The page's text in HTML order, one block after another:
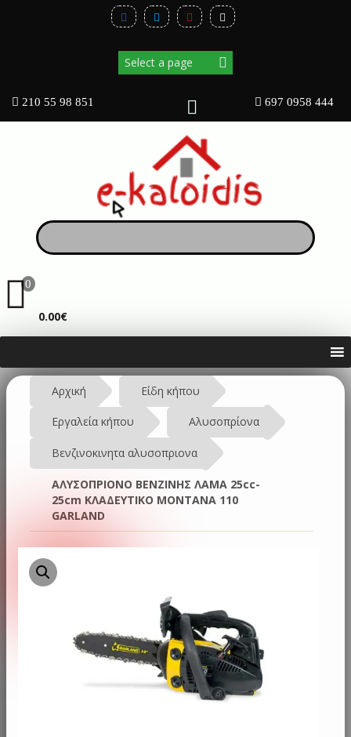
210 55 98 851 697 0958 444
0ΚΑΛΆΘΙ
0.00€
Αρχική Είδη κήπου
Εργαλεία κήπου Αλυσοπρίονα
Βενζινοκινητα αλυσοπριονα
ΑΛΥΣΟΠΡΙΟΝΟ ΒΕΝΖΙΝΗΣ ΛΑΜΑ 25cc-
25cm ΚΛΑΔΕΥΤΙΚΟ MONTANA 110
GARLAND
Προσφορά!